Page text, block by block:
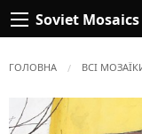
Soviet
ГОЛОВНА ВСІ